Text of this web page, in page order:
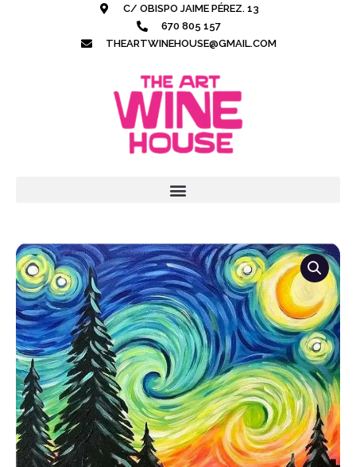
C/ OBISPO JAIME PÉREZ. 13
670 805 157
THEARTWINEHOUSE@GMAIL.COM